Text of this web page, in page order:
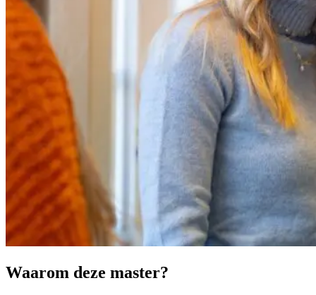
Waarom deze master?